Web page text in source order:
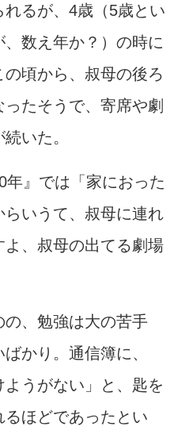
るが、4歳（5歳とい
数え年か？）の時に
頃から、叔母の後ろ
たそうで、寄席や劇
いた。
年』では「家におった
らいうて、叔母に連れ
よ、叔母の出てる劇場
、勉強は大の苦手
かり。通信簿に、
ようがない」と、匙を
ほどであったとい